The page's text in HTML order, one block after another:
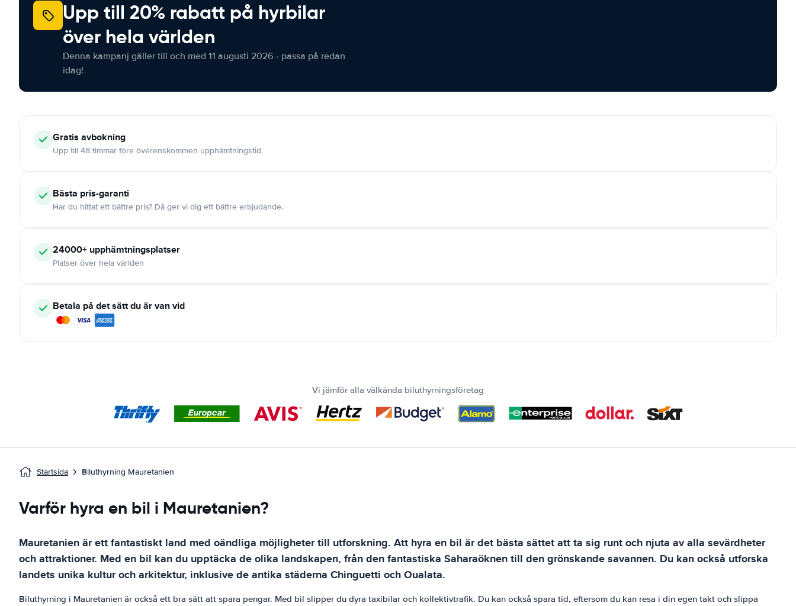
Upp till 20% rabatt på hyrbilar
över hela världen
Denna kampanj gäller till och med 11 augusti 2026 - passa på redan
idag!
Gratis avbokning
Upp till 48 timmar före överenskommen upphämtningstid
Bästa pris-garanti
Har du hittat ett bättre pris? Då ger vi dig ett bättre erbjudande.
24000+ upphämtningsplatser
Platser över hela världen
Betala på det sätt du är van vid
Vi jämför alla välkända biluthyrningsföretag
Startsida Biluthyrning Mauretanien
Varför hyra en bil i Mauretanien?
Mauretanien är ett fantastiskt land med oändliga möjligheter till utforskning. Att hyra en bil är det bästa sättet att ta sig runt och njuta av alla sevärdheter
och attraktioner. Med en bil kan du upptäcka de olika landskapen, från den fantastiska Saharaöknen till den grönskande savannen. Du kan också utforska
landets unika kultur och arkitektur, inklusive de antika städerna Chinguetti och Oualata.
Biluthyrning i Mauretanien är också ett bra sätt att spara pengar. Med bil slipper du dyra taxibilar och kollektivtrafik. Du kan också spara tid, eftersom du kan resa i din egen takt och slippa